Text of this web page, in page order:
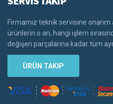
Firmamız teknik servisine
ürünlerin o an, hangi işlem
değişen parçalarına kadar tüm
ÜRÜN TAKİP